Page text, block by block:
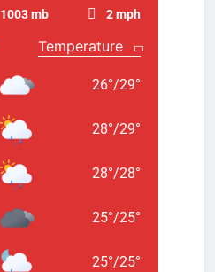
1003 mb 2 mph
26°/29°
28°/29°
28°/28°
25°/25°
25°/25°